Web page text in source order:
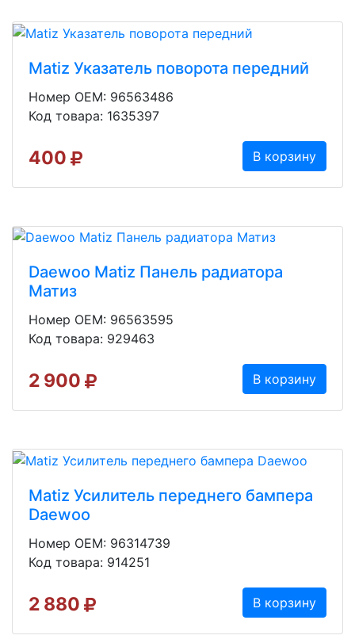
Matiz Указатель поворота передний
Номер OEM: 96563486
Код товара: 1635397
400 В корзину
Daewoo Matiz Панель радиатора
Матиз
Номер OEM: 96563595
Код товара: 929463
2 900 В корзину
Matiz Усилитель переднего бампера
Daewoo
Номер OEM: 96314739
Код товара: 914251
2 880 В корзину